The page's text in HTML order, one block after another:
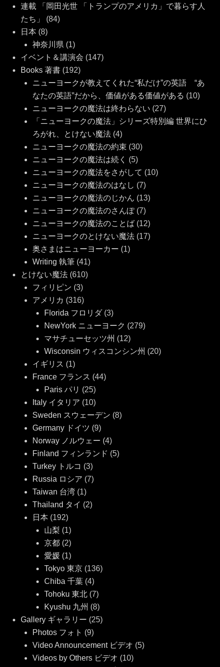
連載 「岡田光世 「トランプのアメリカ」で暮らす人
たち」
(84)
日本 (8)
神奈川県 (1)
イベント＆講演会 (147)
Books 著書(192)
ニューヨークが教えてくれた“私だけ”の英語 “あ
なたの英語”だから、価値がある価値がある (10)
ニューヨークの魔法は終わらない (27)
「ニューヨークの魔法」シリーズ特別編 世界にひ
ろがれ、とけない魔法(4)
ニューヨークの魔法の約束 (30)
ニューヨークの魔法は続く
(5)
ニューヨークの魔法をさがして (10)
ニューヨークの魔法のはなし (7)
ニューヨークの魔法のじかん (13)
ニューヨークの魔法のさんぽ(7)
ニューヨークの魔法のことば(12)
ニューヨークのとけない魔法(17)
奥さまはニューヨーカー (1)
Writing 執筆(41)
とけない魔法(610)
フィリピン (3)
アメリカ (316)
Florida フロリダ(3)
NewYork ニューヨーク (279)
マサチューセッツ州 (12)
Wisconsin ウィスコンシン州 (20)
イギリス (1)
France フランス (44)
Paris パリ (25)
Italy イタリア (10)
Sweden スウェーデン (8)
Germany ドイツ (9)
Norway ノルウェー (4)
Finland フィンランド (5)
Turkey トルコ (3)
Russia ロシア (7)
Taiwan 台湾(1)
Thailand タイ (2)
日本 (192)
山梨 (1)
京都(2)
愛媛(1)
Tokyo 東京(136)
Chiba 千葉(4)
Tohoku 東北(7)
Kyushu 九州 (8)
Gallery ギャラリー (25)
Photos フォト (9)
Video Announcement ビデオ (5)
Videos by Others ビデオ (10)